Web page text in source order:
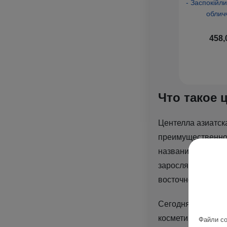
Файли
-
Что такое
Центелла
название
зарослях, чтобы
восточной
Сегодня же она
косметики для